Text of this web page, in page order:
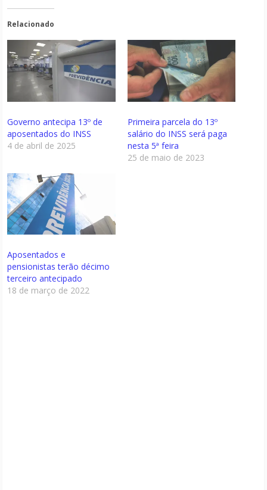
Relacionado
Governo antecipa 13º de
aposentados do INSS
4 de abril de 2025
Primeira parcela do 13º
salário do INSS será paga
nesta 5ª feira
25 de maio de 2023
Aposentados e
pensionistas terão décimo
terceiro antecipado
18 de março de 2022